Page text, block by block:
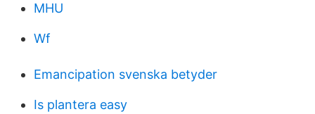
MHU
Wf
Emancipation svenska betyder
Is plantera easy